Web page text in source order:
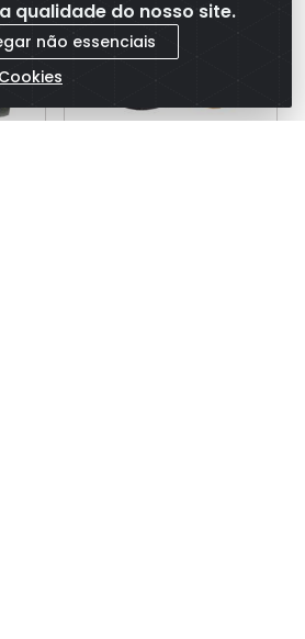
qualidade do nosso site.
não essenciais